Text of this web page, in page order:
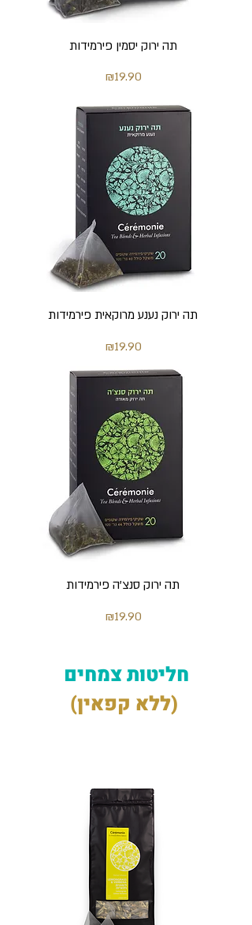
תה ירוק יסמין פירמידות
מחיר
₪19.90
תה ירוק נענע מרוקאית פירמידות
מחיר
₪19.90
תה ירוק סנצ'ה פירמידות
מחיר
₪19.90
חליטות צמחים
(ללא קפאין)